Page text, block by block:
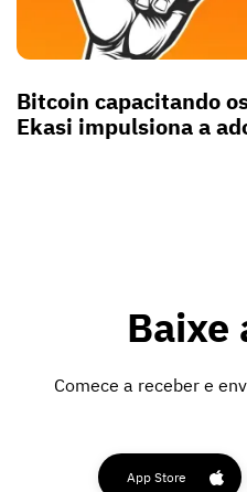
Bitcoin capacitando
Ekasi impulsiona a
Baixe
Comece a receber e
App Store